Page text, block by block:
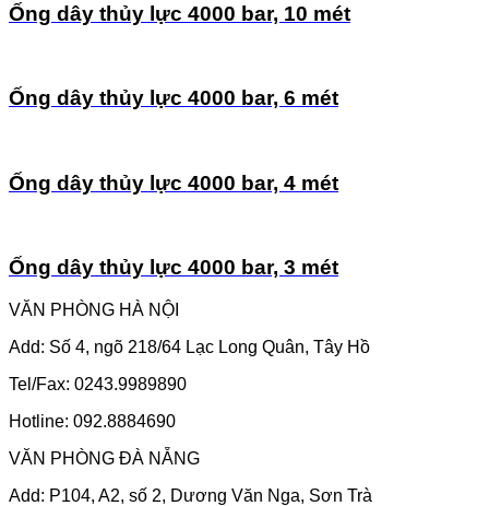
Ống dây thủy lực 4000 bar, 10 mét
Ống dây thủy lực 4000 bar, 6 mét
Ống dây thủy lực 4000 bar, 4 mét
Ống dây thủy lực 4000 bar, 3 mét
VĂN PHÒNG HÀ NỘI
Add: Số 4, ngõ 218/64 Lạc Long Quân, Tây Hồ
Tel/Fax: 0243.9989890
Hotline: 092.8884690
VĂN PHÒNG ĐÀ NẴNG
Add: P104, A2, số 2, Dương Văn Nga, Sơn Trà